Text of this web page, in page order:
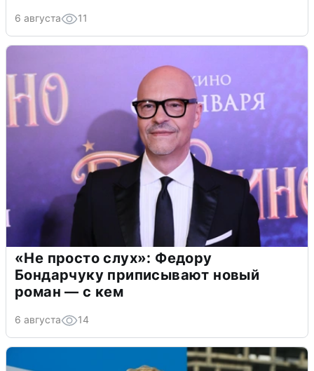
6 августа 11
«Не просто слух»: Федору
Бондарчуку приписывают новый
роман — с кем
6 августа 14